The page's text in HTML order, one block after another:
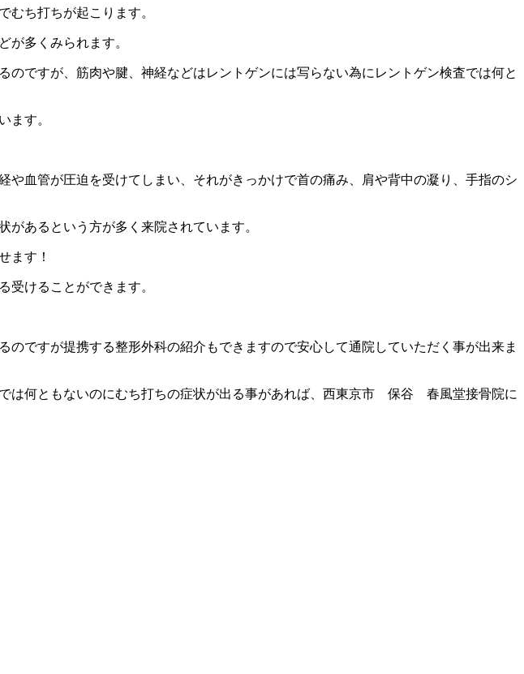
むち打ちが起こります。
が多くみられます。
ですが、筋肉や腱、神経などはレントゲンには写らない為にレントゲン検査では何と
ます。
血管が圧迫を受けてしまい、それがきっかけで首の痛み、肩や背中の凝り、手指のシ
あるという方が多く来院されています。
ます！
受けることができます。
ですが提携する整形外科の紹介もできますので安心して通院していただく事が出来ま
は何ともないのにむち打ちの症状が出る事があれば、西東京市 保谷 春風堂接骨院に